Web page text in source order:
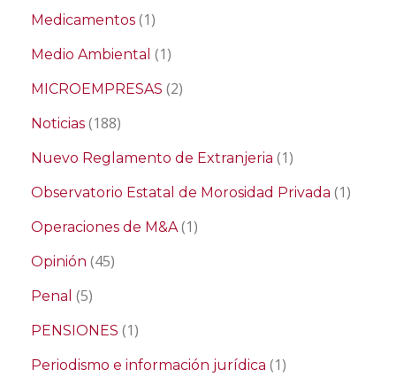
Medicamentos (1)
Medio Ambiental (1)
MICROEMPRESAS (2)
Noticias (188)
Nuevo Reglamento de Extranjeria (1)
Observatorio Estatal de Morosidad Privada (1)
Operaciones de M&A(1)
Opinión (45)
Penal (5)
PENSIONES (1)
Periodismo e información jurídica (1)